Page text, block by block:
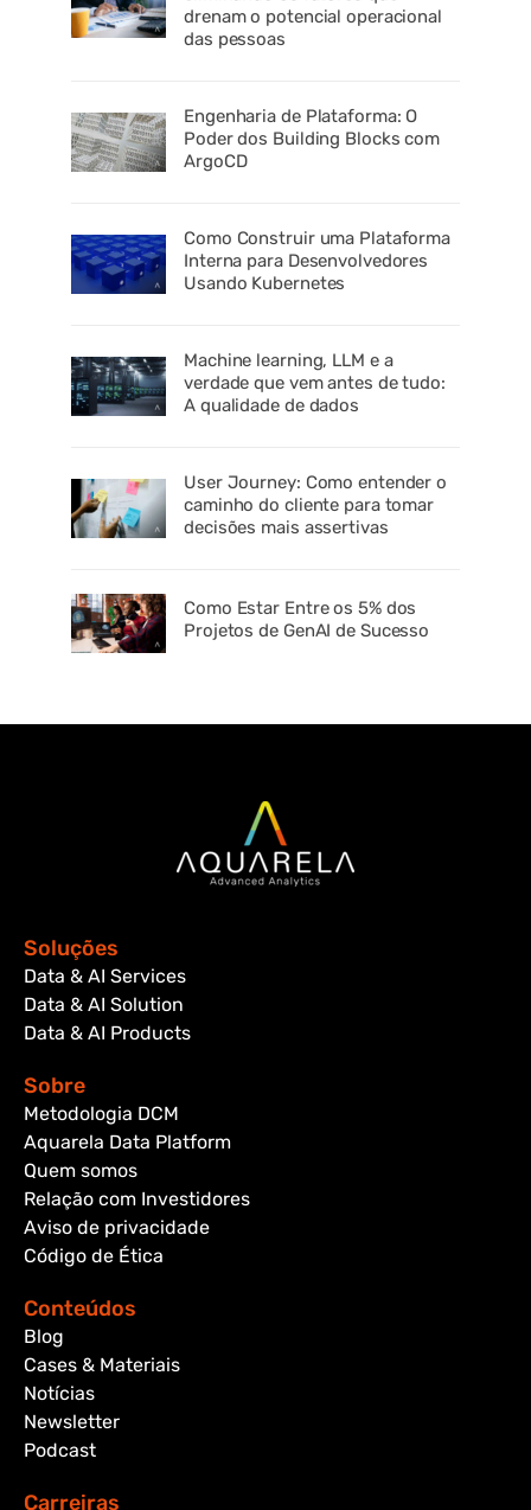
drenam o potencial operacional
das pessoas
Engenharia de Plataforma: O
Poder dos Building Blocks com
ArgoCD
Como Construir uma Plataforma
Interna para Desenvolvedores
Usando Kubernetes
Machine learning, LLM e a
verdade que vem antes de tudo:
A qualidade de dados
User Journey: Como entender o
caminho do cliente para tomar
decisões mais assertivas
Como Estar Entre os 5% dos
Projetos de GenAI de Sucesso
Soluções
Data & AI Services
Data & AI Solution
Data & AI Products
Sobre
Metodologia DCM
Aquarela Data Platform
Quem somos
Relação com Investidores
Aviso de privacidade
Código de Ética
Conteúdos
Blog
Cases & Materiais
Notícias
Newsletter
Podcast
Carreiras